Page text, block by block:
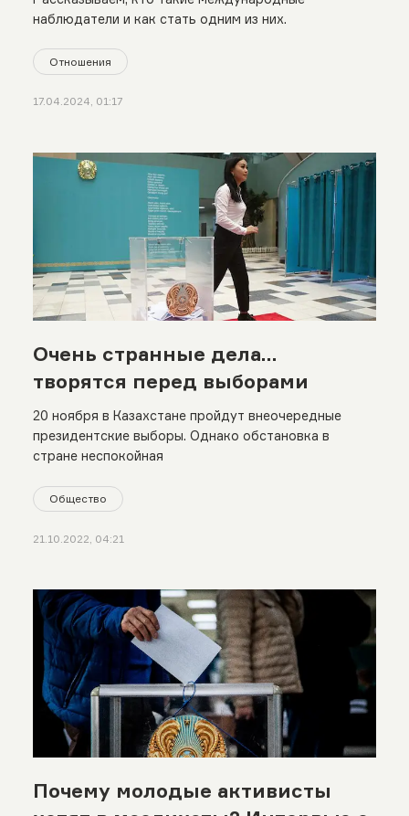
наблюдатели и как стать одним из них.
Отношения
17.04.2024, 01:17
Очень странные дела…
творятся перед выборами
20 ноября в Казахстане пройдут внеочередные
президентские выборы. Однако обстановка в
стране неспокойная
Общество
21.10.2022, 04:21
Почему молодые активисты